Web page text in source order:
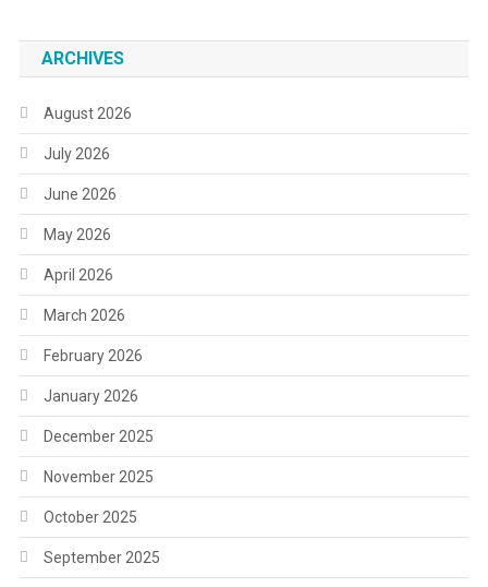
ARCHIVES
August 2026
July 2026
June 2026
May 2026
April 2026
March 2026
February 2026
January 2026
December 2025
November 2025
October 2025
September 2025